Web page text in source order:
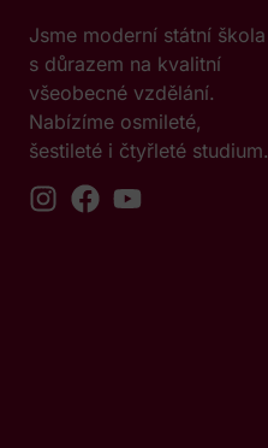
Jsme moderní státní škola
s důrazem na kvalitní
všeobecné vzdělání.
Nabízíme osmileté,
šestileté i čtyřleté studium.